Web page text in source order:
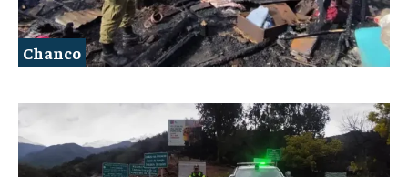
Chanco